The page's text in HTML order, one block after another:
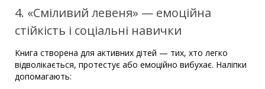
4. «Сміливий левеня» — емоційна
стійкість і соціальні навички
Книга створена для активних дітей — тих, хто легко
відволікається, протестує або емоційно вибухає. Наліпки
допомагають: